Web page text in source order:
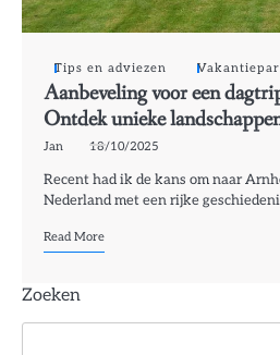
Tips en adviezen
Aanbeveling voor een
Ontdek unieke
Jan 18/10/2025
Recent had ik de kans om naar
Nederland met een rijke
Read More
Zoeken